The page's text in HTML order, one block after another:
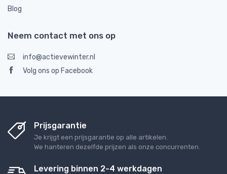
Blog
Neem contact met ons op
info@actievewinter.nl
Volg ons op Facebook
Prijsgarantie
Je krijgt een prijsgarantie op alle artikelen.
We hanteren dezelfde prijzen als onze concurrenten.
Levering binnen 2-4 werkdagen